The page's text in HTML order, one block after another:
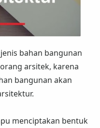
bahan bangunan
arsitek, karena
bangunan akan
menciptakan bentuk